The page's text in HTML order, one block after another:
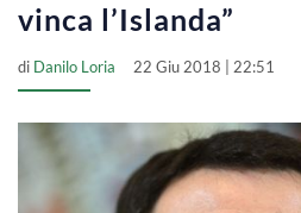
vinca l’Islanda”
di Danilo Loria 22 Giu 2018 | 22:51